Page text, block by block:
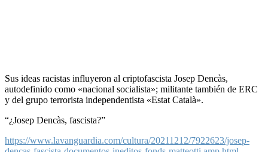
Sus ideas racistas influyeron al criptofascista Josep Dencàs,
autodefinido como «nacional socialista»; militante también de ERC
y del grupo terrorista independentista «Estat Català».
“¿Josep Dencàs, fascista?”
https://www.lavanguardia.com/cultura/20211212/7922623/josep-